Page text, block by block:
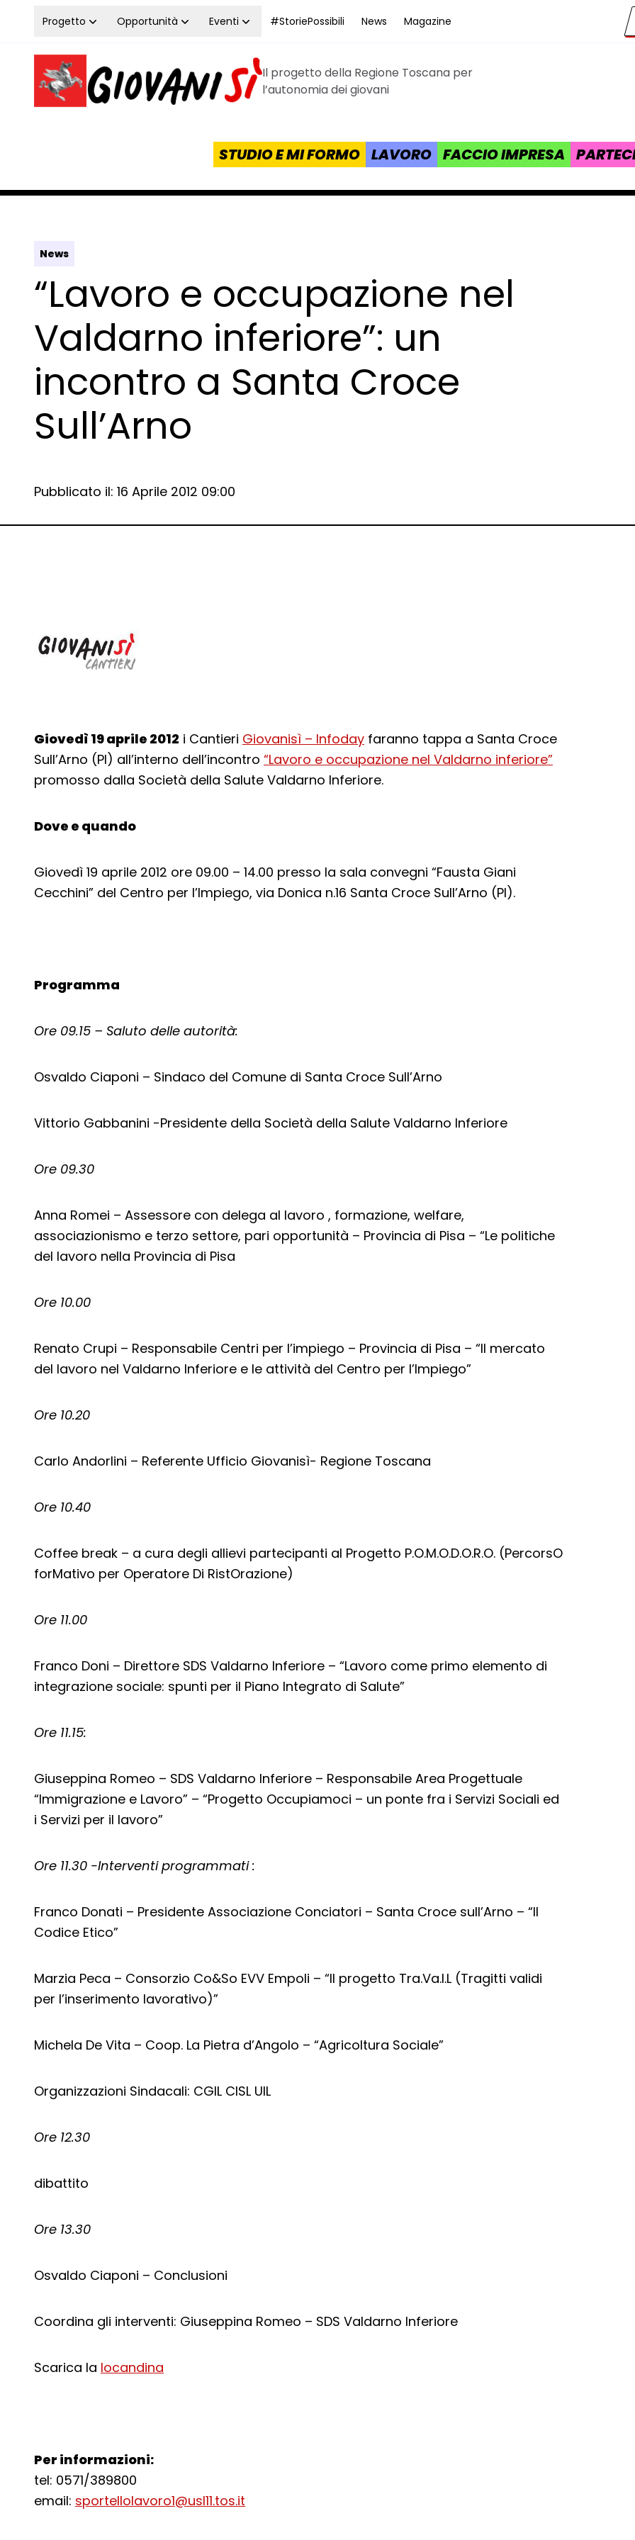
Vai al contenuto
Progetto Opportunità Eventi #StoriePossibili News Magazine
Homepage Giovanisì - Progetto della Regione Toscana
Il progetto della Regione Toscana per
l’autonomia dei giovani
STUDIO E MI FORMO LAVORO FACCIO IMPRESA
News
“Lavoro e occupazione nel
Valdarno inferiore”: un
incontro a Santa Croce
Sull’Arno
Data e ora:
Pubblicato il: 16 Aprile 2012 09:00
Giovedì 19 aprile 2012 i Cantieri Giovanisì – Infoday faranno tappa a Santa Croce
Sull’Arno (PI) all’interno dell’incontro “Lavoro e occupazione nel Valdarno inferiore”
promosso dalla Società della Salute Valdarno Inferiore.
Dove e quando
Giovedì 19 aprile 2012 ore 09.00 – 14.00 presso la sala convegni “Fausta Giani
Cecchini” del Centro per l’Impiego, via Donica n.16 Santa Croce Sull’Arno (PI).
Programma
Ore 09.15 – Saluto delle autorità:
Osvaldo Ciaponi – Sindaco del Comune di Santa Croce Sull’Arno
Vittorio Gabbanini -Presidente della Società della Salute Valdarno Inferiore
Ore 09.30
Anna Romei – Assessore con delega al lavoro , formazione, welfare,
associazionismo e terzo settore, pari opportunità – Provincia di Pisa – “Le politiche
del lavoro nella Provincia di Pisa
Ore 10.00
Renato Crupi – Responsabile Centri per l’impiego – Provincia di Pisa – “Il mercato
del lavoro nel Valdarno Inferiore e le attività del Centro per l’Impiego”
Ore 10.20
Carlo Andorlini – Referente Ufficio Giovanisì- Regione Toscana
Ore 10.40
Coffee break – a cura degli allievi partecipanti al Progetto P.O.M.O.D.O.R.O. (PercorsO
forMativo per Operatore Di RistOrazione)
Ore 11.00
Franco Doni – Direttore SDS Valdarno Inferiore – “Lavoro come primo elemento di
integrazione sociale: spunti per il Piano Integrato di Salute”
Ore 11.15:
Giuseppina Romeo – SDS Valdarno Inferiore – Responsabile Area Progettuale
“Immigrazione e Lavoro” – “Progetto Occupiamoci – un ponte fra i Servizi Sociali ed
i Servizi per il lavoro”
Ore 11.30 -Interventi programmati :
Franco Donati – Presidente Associazione Conciatori – Santa Croce sull’Arno – “Il
Codice Etico”
Marzia Peca – Consorzio Co&So EVV Empoli – “Il progetto Tra.Va.I.L (Tragitti validi
per l’inserimento lavorativo)”
Michela De Vita – Coop. La Pietra d’Angolo – “Agricoltura Sociale”
Organizzazioni Sindacali: CGIL CISL UIL
Ore 12.30
dibattito
Ore 13.30
Osvaldo Ciaponi – Conclusioni
Coordina gli interventi: Giuseppina Romeo – SDS Valdarno Inferiore
Scarica la locandina
Per informazioni:
tel: 0571/389800
email: sportellolavoro1@usl11.tos.it